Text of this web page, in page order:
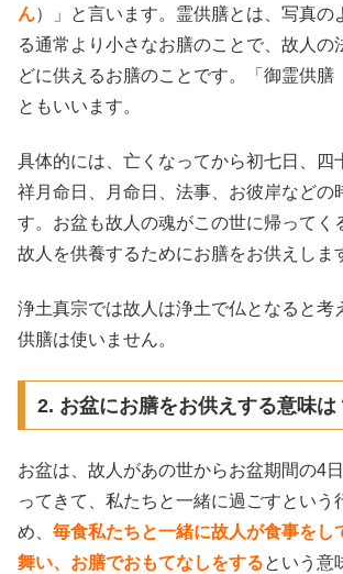
ん）」と言います。霊供膳とは、写真の
る通常より小さなお膳のことで、故人の
どに供えるお膳のことです。「御霊供膳
ともいいます。
具体的には、亡くなってから初七日、四
祥月命日、月命日、法事、お彼岸などの
す。お盆も故人の魂がこの世に帰ってく
故人を供養するためにお膳をお供えしま
浄土真宗では故人は浄土で仏となると考
供膳は使いません。
2. お盆にお膳をお供えする意味は
お盆は、故人があの世からお盆期間の4
ってきて、私たちと一緒に過ごすという
め、 毎食私たちと一緒に故人が食事をし
舞い、お膳でおもてなしをするという意